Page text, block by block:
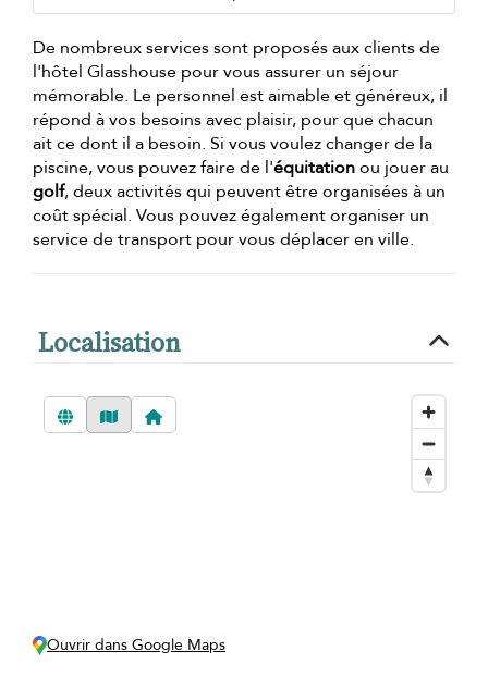
De nombreux services sont proposés aux clients de
l'hôtel Glasshouse pour vous assurer un séjour
mémorable. Le personnel est aimable et généreux, il
répond à vos besoins avec plaisir, pour que chacun
ait ce dont il a besoin. Si vous voulez changer de la
piscine, vous pouvez faire de l'équitationou jouer au
golf, deux activités qui peuvent être organisées à un
coût spécial. Vous pouvez également organiser un
service de transport pour vous déplacer en ville.
Localisation
Ouvrir dans Google Maps